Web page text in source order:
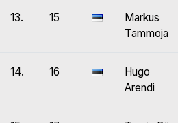
13. 15
Markus
Tammoja
14. 16
Hugo
Arendi